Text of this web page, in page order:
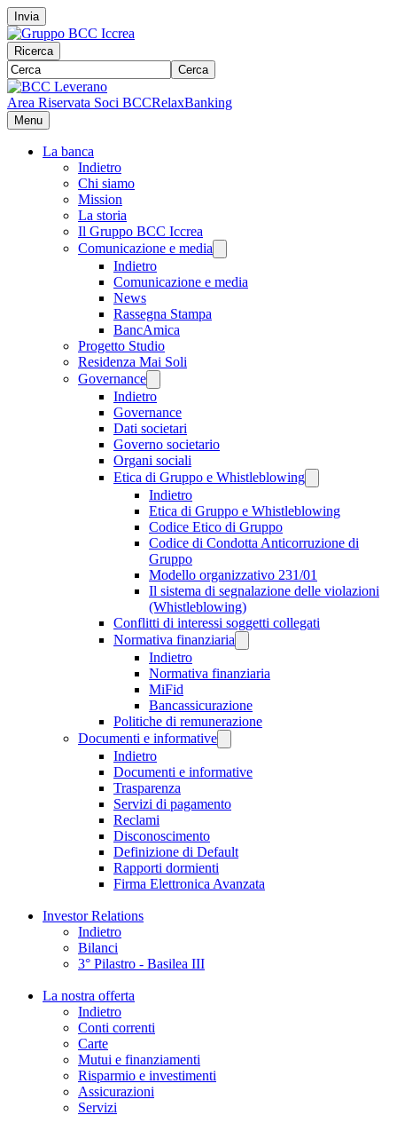
Invia
Ricerca
Cerca
Area Riservata Soci BCCRelaxBanking
Menu
La banca
Indietro
Chi siamo
Mission
La storia
Il Gruppo BCC Iccrea
Comunicazione e media
Indietro
Comunicazione e media
News
Rassegna Stampa
BancAmica
Progetto Studio
Residenza Mai Soli
Governance
Indietro
Governance
Dati societari
Governo societario
Organi sociali
Etica di Gruppo e Whistleblowing
Indietro
Etica di Gruppo e Whistleblowing
Codice Etico di Gruppo
Codice di Condotta Anticorruzione di
Gruppo
Modello organizzativo 231/01
Il sistema di segnalazione delle violazioni
(Whistleblowing)
Conflitti di interessi soggetti collegati
Normativa finanziaria
Indietro
Normativa finanziaria
MiFid
Bancassicurazione
Politiche di remunerazione
Documenti e informative
Indietro
Documenti e informative
Trasparenza
Servizi di pagamento
Reclami
Disconoscimento
Definizione di Default
Rapporti dormienti
Firma Elettronica Avanzata
Investor Relations
Indietro
Bilanci
3° Pilastro - Basilea III
La nostra offerta
Indietro
Conti correnti
Carte
Mutui e finanziamenti
Risparmio e investimenti
Assicurazioni
Servizi